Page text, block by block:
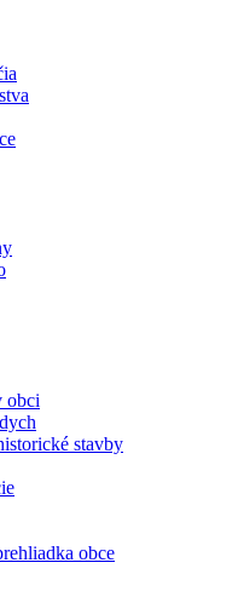
obci
stavby
obce